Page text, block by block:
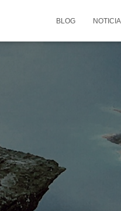
BLOG